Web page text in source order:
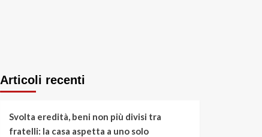
Articoli recenti
Svolta eredità, beni non più divisi tra
fratelli: la casa aspetta a uno solo